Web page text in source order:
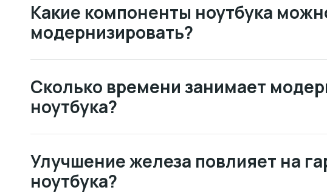
Какие компоненты ноутбука
модернизировать?
Сколько времени занимает
ноутбука?
Улучшение железа повлияет на
ноутбука?